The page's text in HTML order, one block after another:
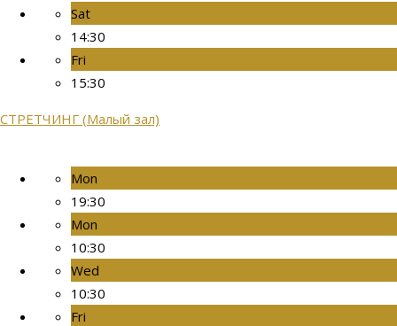
Sat
14:30
Fri
15:30
СТРЕТЧИНГ (Малый зал)
Mon
19:30
Mon
10:30
Wed
10:30
Fri